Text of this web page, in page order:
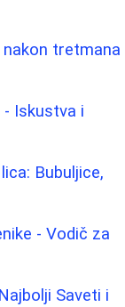
tretmana
Iskustva i
Bubuljice,
- Vodič za
Saveti i